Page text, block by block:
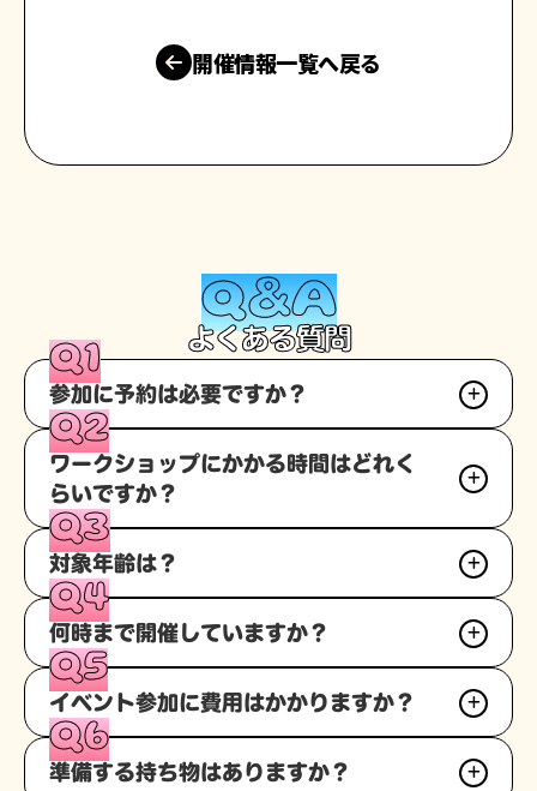
開催情報一覧へ戻る
Q&A
よくある質問
Q1
参加に予約は必要ですか？
不要です。当日会場へお越しください。
Q2
ワークショップにかかる時間はどれく
らいですか？
10分～30分ほどです。ワークショップの内容によって変
わりますが3歳のお子様でも飽きることなく楽しめる内容
になっています。
Q3
対象年齢は？
3歳から小学校低学年までお楽しみいただけます。保護者
の方とご一緒に参加ください。
Q4
何時まで開催していますか？
各施設の営業時間に準じます。参加される会場の詳細ペー
ジをご覧ください。
Q5
イベント参加に費用はかかりますか？
参加はすべて無料です。
Q6
準備する持ち物はありますか？